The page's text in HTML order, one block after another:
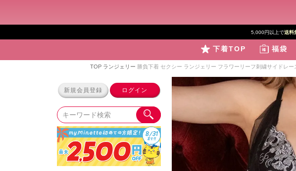
5,000円以上で送料
下着TOP 福袋
TOP ランジェリー 勝負下着 セクシー ランジェリー フラワーリーフ刺繍サイドレー
新規会員登録 ログイン